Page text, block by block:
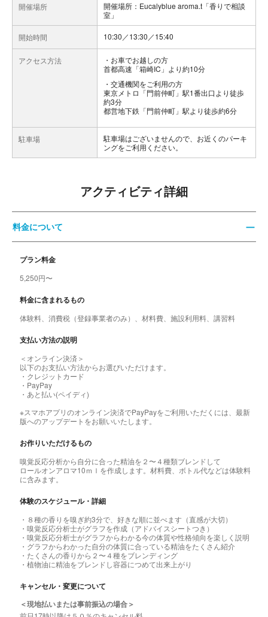
開催場所
開催場所：Eucalyblue aroma.t「香りで相談
室」
開始時間 10:30／13:30／15:40
アクセス方法
お車でお越しの方
首都高速「箱崎IC」より約10分
交通機関をご利用の方
東京メトロ「門前仲町」駅1番出口より徒歩
約3分
都営地下鉄「門前仲町」駅より徒歩約6分
駐車場
駐車場はございませんので、お近くのパーキ
ングをご利用ください。
アクティビティ詳細
料金について
プラン料金
5,250円〜
料金に含まれるもの
体験料、消費税（登録事業者のみ）、材料費、施設利用料、講習料
支払い方法の説明
＜オンライン決済＞
以下のお支払い方法からお選びいただけます。
・クレジットカード
・PayPay
・あと払い(ペイディ)
※スマホアプリのオンライン決済でPayPayをご利用いただくには、最新
版へのアップデートをお願いいたします。
お作りいただけるもの
嗅覚反応分析から自分に合った精油を２〜４種類ブレンドして
ロールオンアロマ10ｍｌを作成します。材料費、ボトル代などは体験料
に含みます。
体験のスケジュール・詳細
・８種の香りを嗅ぎ約3分で、好きな順に並べます（直感が大切）
・嗅覚反応分析士がグラフを作成（アドバイスシートつき）
・嗅覚反応分析士がグラフからわかる今の体質や性格傾向を楽しく説明
・グラフからわかった自分の体質に合っている精油をたくさん紹介
・たくさんの香りから２〜４種をブレンディング
・植物油に精油をブレンドし容器につめて出来上がり
キャンセル・変更について
＜現地払いまたは事前振込の場合＞